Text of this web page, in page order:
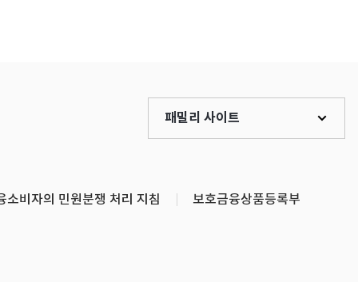
소비자의 민원분쟁 처리 지침 보호금융상품등록부
패밀리 사이트